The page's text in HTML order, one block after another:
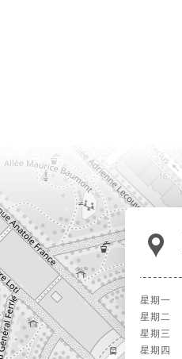
星期一
星期二
星期三
星期四